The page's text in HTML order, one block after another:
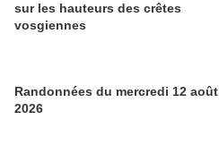
sur les hauteurs des crêtes
vosgiennes
Randonnées du mercredi 12 août
2026